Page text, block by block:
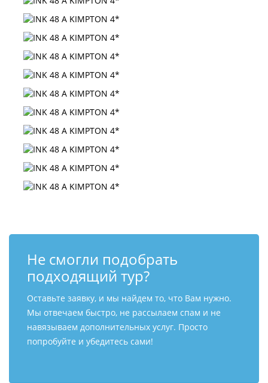
Не смогли подобрать
подходящий тур?
Оставьте заявку, и мы найдем то, что Вам нужно.
Мы отвечаем быстро, не рассылаем спам и не
навязываем дополнительных услуг. Просто
попробуйте и убедитесь сами!